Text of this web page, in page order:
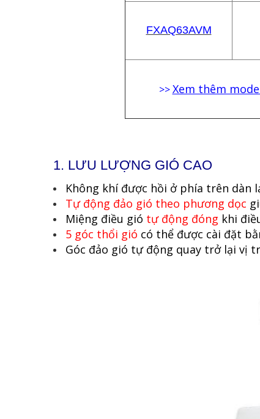
FXAQ63AVM
>> Xem thêm
1. LƯU LƯỢNG GIÓ CAO
Không khí được hồi ở phía trên dàn
Tự động đảo gió theo phương dọc
Miệng điều gió tự động đóng khi
5 góc thổi gió có thể được cài đặt
Góc đảo gió tự động quay trở lại vị